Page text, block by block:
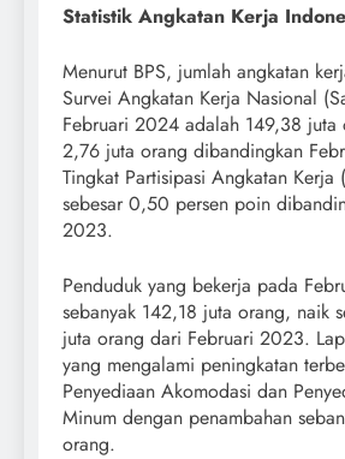
Statistik Angkatan Kerja
Menurut BPS, jumlah angkatan
Survei Angkatan Kerja Nasional
Februari 2024 adalah 149,38 juta
2,76 juta orang dibandingkan
Tingkat Partisipasi Angkatan Kerja
sebesar 0,50 persen poin
2023.
Penduduk yang bekerja pada
sebanyak 142,18 juta orang, naik
juta orang dari Februari 2023.
yang mengalami peningkatan
Penyediaan Akomodasi dan
Minum dengan penambahan
orang.